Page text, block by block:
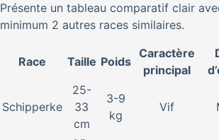
Présente un tableau comparatif clair
minimum 2 autres races similaires.
Race Taille Poids
Caractère
principal
Schipperke
25-
33
cm
3-9
kg
Vif